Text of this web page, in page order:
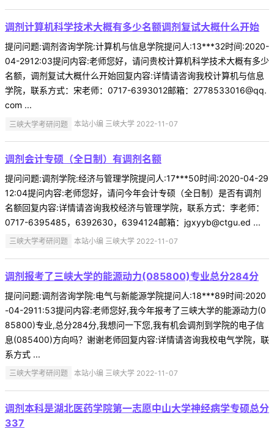
调剂计算机科学技术大概有多少名额调剂复试大概什么开始
提问问题:调剂咨询学院:计算机与信息学院提问人:13***32时间:2020-
04-2912:03提问内容:老师您好，请问贵校计算机科学技术大概有多少
名额，调剂复试大概什么开始回复内容:详情请咨询我校计算机与信息
学院，联系方式：宋老师：0717-6393012邮箱：2778533016@qq.
com ...
三峡大学考研问题 本站小编 三峡大学 2022-11-07
调剂会计专硕（全日制）有调剂名额
提问问题:调剂学院:经济与管理学院提问人:17***50时间:2020-04-29
12:04提问内容:老师您好，请问今年会计专硕（全日制）是否有调剂
名额回复内容:详情请咨询我校经济与管理学院，联系方式：李老师：
0717-6395485，6392630，6394124邮箱：jgxyyb@ctgu.ed ...
三峡大学考研问题 本站小编 三峡大学 2022-11-07
调剂报考了三峡大学的能源动力(085800)专业总分284分
提问问题:调剂咨询学院:电气与新能源学院提问人:18***89时间:2020
-04-2911:53提问内容:老师您好,我今年报考了三峡大学的能源动力(0
85800)专业,总分284分,我想问一下您,我有机会调剂到学院的电子信
息(085400)方向吗？谢谢老师回复内容:详情请咨询我校电气学院，联
系方式 ...
三峡大学考研问题 本站小编 三峡大学 2022-11-07
调剂本科是湖北医药学院第一志愿中山大学神经病学专硕总分
337